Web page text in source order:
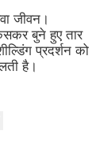
जीवन।
बुने हुए तार
प्रदर्शन को
है।